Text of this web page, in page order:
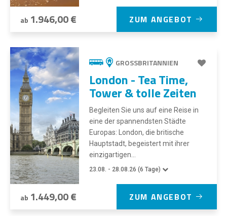
ab 1.946,00 € ZUM ANGEBOT
GROSSBRITANNIEN
London - Tea Time,
Tower & tolle Zeiten
Begleiten Sie uns auf eine Reise in
eine der spannendsten Städte
Europas: London, die britische
Hauptstadt, begeistert mit ihrer
einzigartigen...
23.08. - 28.08.26 (6 Tage)
ab 1.449,00 € ZUM ANGEBOT